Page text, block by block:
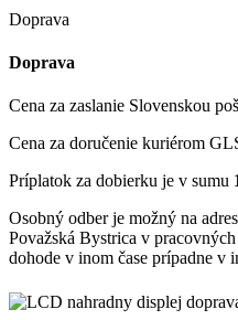
Doprava
Doprava
Cena za zaslanie Slovenskou
Cena za doručenie kuriérom
Príplatok za dobierku je v sumu
Osobný odber je možný na
Považská Bystrica v
dohode v inom čase prípadne v